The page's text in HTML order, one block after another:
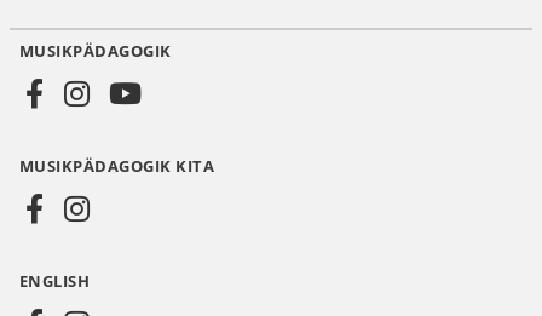
Social
Media
DE
MUSIKPÄDAGOGIK
MUSIKPÄDAGOGIK KITA
ENGLISH